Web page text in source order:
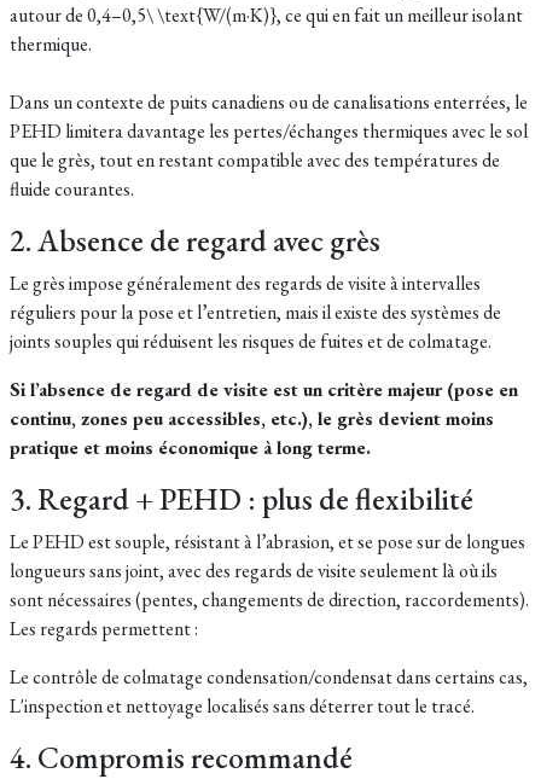
autour de 0,4–0,5\ \text{W/(m·K)}, ce qui en fait un meilleur isolant
thermique.
Dans un contexte de puits canadiens ou de canalisations enterrées, le
PEHD limitera davantage les pertes/échanges thermiques avec le sol
que le grès, tout en restant compatible avec des températures de
fluide courantes.
2. Absence de regard avec grès
Le grès impose généralement des regards de visite à intervalles
réguliers pour la pose et l’entretien, mais il existe des systèmes de
joints souples qui réduisent les risques de fuites et de colmatage.
Si l’absence de regard de visite est un critère majeur (pose en
continu, zones peu accessibles, etc.), le grès devient moins
pratique et moins économique à long terme.
3. Regard + PEHD : plus de flexibilité
Le PEHD est souple, résistant à l’abrasion, et se pose sur de longues
longueurs sans joint, avec des regards de visite seulement là où ils
sont nécessaires (pentes, changements de direction, raccordements).
Les regards permettent :
Le contrôle de colmatage condensation/condensat dans certains cas,
L'inspection et nettoyage localisés sans déterrer tout le tracé.
4. Compromis recommandé